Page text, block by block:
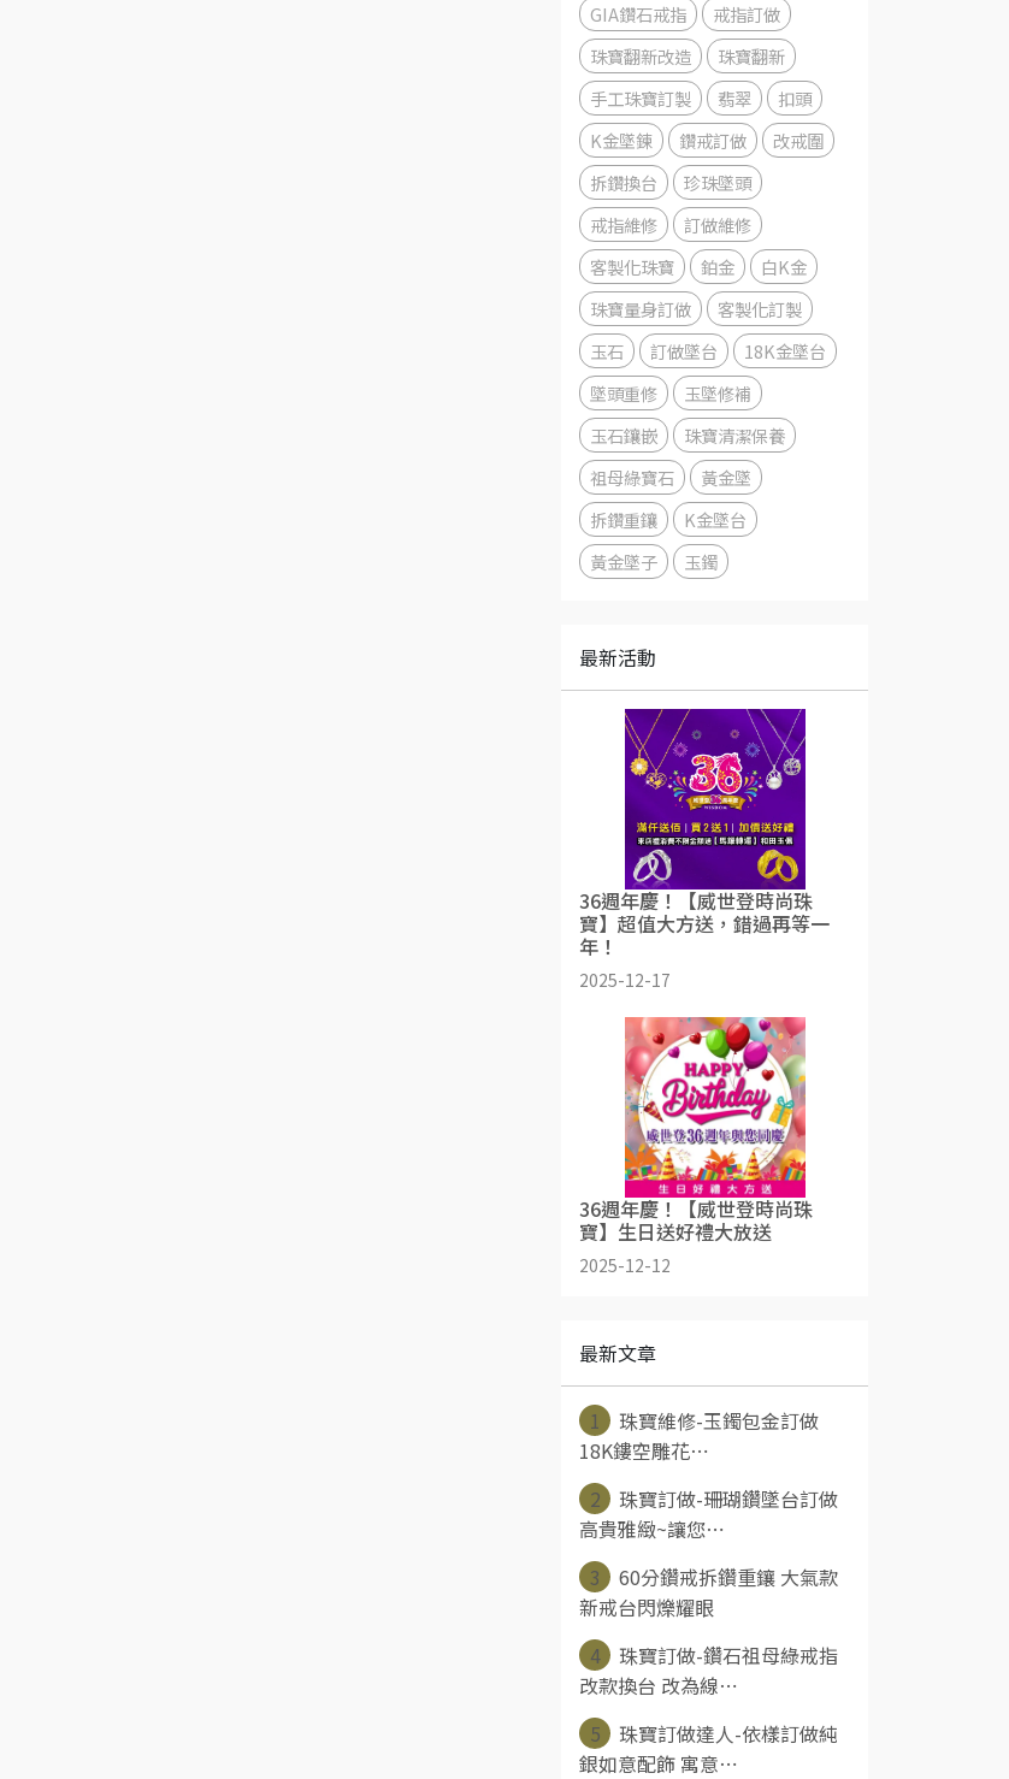
GIA鑽石戒指
戒指訂做
珠寶翻新改造
珠寶翻新
手工珠寶訂製
翡翠
扣頭
K金墜鍊
鑽戒訂做
改戒圍
拆鑽換台
珍珠墜頭
戒指維修
訂做維修
客製化珠寶
鉑金
白K金
珠寶量身訂做
客製化訂製
玉石
訂做墜台
18K金墜台
墜頭重修
玉墜修補
玉石鑲嵌
珠寶清潔保養
祖母綠寶石
黃金墜
拆鑽重鑲
K金墜台
黃金墜子
玉鐲
最新活動
36週年慶！【威世登時尚珠
寶】超值大方送，錯過再等一
年！
2025-12-17
36週年慶！【威世登時尚珠
寶】生日送好禮大放送
2025-12-12
最新文章
1
珠寶維修-玉鐲包金訂做
18K鏤空雕花⋯
2
珠寶訂做-珊瑚鑽墜台訂做
高貴雅緻~讓您⋯
3
60分鑽戒拆鑽重鑲 大氣款
新戒台閃爍耀眼
4
珠寶訂做-鑽石祖母綠戒指
改款換台 改為線⋯
5
珠寶訂做達人-依樣訂做純
銀如意配飾 寓意⋯